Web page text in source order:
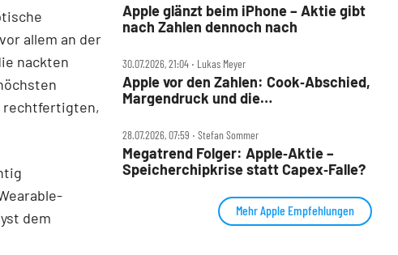
allem an der
nackten
rechtfertigten,
dem
Apple glänzt beim iPhone – Aktie gibt
nach Zahlen dennoch nach
30.07.2026, 21:04 ‧ Lukas Meyer
Apple vor den Zahlen: Cook‑Abschied,
Margendruck und die
28.07.2026, 07:59 ‧ Stefan Sommer
Megatrend Folger: Apple‑Aktie –
Speicherchipkrise statt Capex‑Falle?
Mehr Apple Empfehlungen